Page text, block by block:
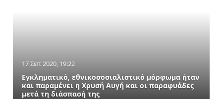
17 Σεπ 2020, 19:22
Εγκληματικό, εθνικοσοσιαλιστικό μόρφωμα ήταν
και παραμένει η Χρυσή Αυγή και οι παραφυάδες
μετά τη διάσπασή της